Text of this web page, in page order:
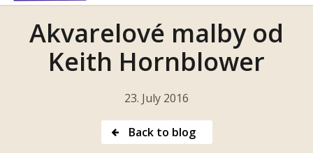
Akvarelové malby od
Keith Hornblower
23. July 2016
Back to blog